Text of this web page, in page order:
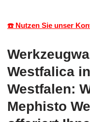
☎️ Nutzen Sie unser
Westfalica
Westfalen:
Mephisto